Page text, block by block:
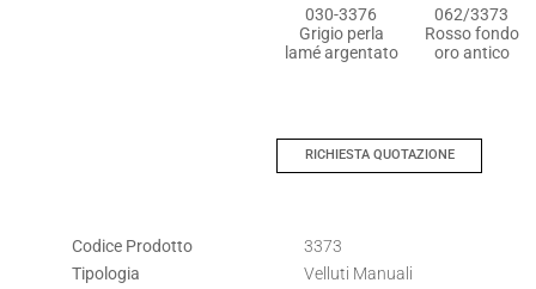
030-3376
Grigio perla
lamé argentato
062/3373
Rosso fondo
oro antico
RICHIESTA QUOTAZIONE
Codice Prodotto
3373
Tipologia
Velluti Manuali